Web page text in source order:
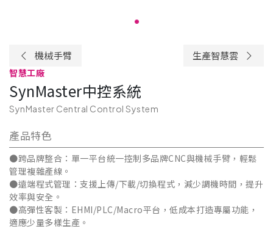
機械手臂 生產智慧雲
智慧工廠
SynMaster中控系統
SynMaster Central Control System
產品特色
●跨品牌整合：單一平台統一控制多品牌CNC與機械手臂，輕鬆
管理複雜產線。
●遠端程式管理：支援上傳/下載/切換程式，減少調機時間，提升
效率與安全。
●高彈性客製：EHMI/PLC/Macro平台，低成本打造專屬功能，
適應少量多樣生產。